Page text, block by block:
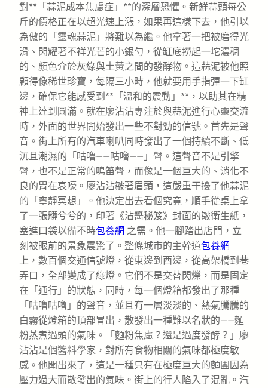
對**「蒜泥成本焦慮症」**的深層恐懼。新鮮蒜頭每公
斤的價格正在以超光速上漲，如果再這樣下去，他引以
為傲的「靈魂蒜泥」將難以為繼。他拿著一把被磨得光
滑、閃耀著不祥光芒的小銀勺，從缸底撈起一坨濃稠
的、顏色介於灰綠與土黃之間的發酵物。這蒜泥被他照
顧得像稀世珍寶，每隔三小時，他就要用手指彈一下缸
邊，確保它能感受到**「溫和的震動」**，以助其在精
神上達到圓滿。就在廖沾沾專注於與蒜泥進行心靈交流
時，外面的世界開始發出一些不對勁的信號。首先是聲
音。街上所有的汽車喇叭同時發出了一個持續不斷、低
沉且潮濕的「咕嚕——咕嚕——」聲。這聲音不是引擎
聲，也不是正常的鳴笛聲，而像是一個巨大的、消化不
良的胃在哀嚎。廖沾沾皺著眉頭，這嚴重干擾了他蒜泥
的「寧靜冥想」。他決定出去看個究竟，順手從桌上拿
了一張髒兮兮的，印著《沾醬秘笈》封面的皺衛生紙，
塞進口袋以備不時包養網 之需。他一腳踏出店門，立
刻被眼前的景象震驚了。整條城市的主幹道包養網
上，數百個交通信號燈，從東邊到西邊，從高架橋到巷
弄口，全部變成了綠燈。它們不是交替閃爍，而是固定
在「通行」的狀態，同時，每一個燈箱都發出了那種
「咕嚕咕嚕」的聲音，並且有一層淡淡的、熱氣騰騰的
白霧從燈箱的頂部冒出，散發出一種難以名狀的——麵
粉蒸煮過頭的氣味。「麵粉焦慮？還是過度發酵？」廖
沾沾是個醬料學家，對所有食物相關的氣味都極度敏
感。他聞出來了，這是一種只有在極度巨大的麵團因為
壓力過大而散發出的氣味。街上的行人陷入了混亂。汽